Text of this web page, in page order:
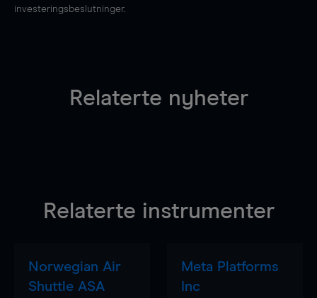
investeringsbeslutninger.
Relaterte nyheter
Relaterte instrumenter
Norwegian Air
Shuttle ASA
Meta Platforms
Inc